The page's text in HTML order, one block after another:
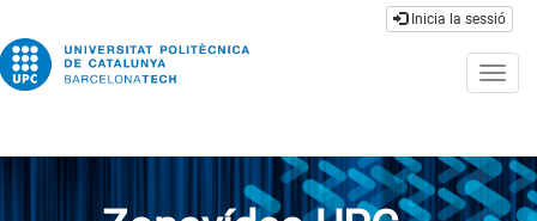
Inicia la sessió